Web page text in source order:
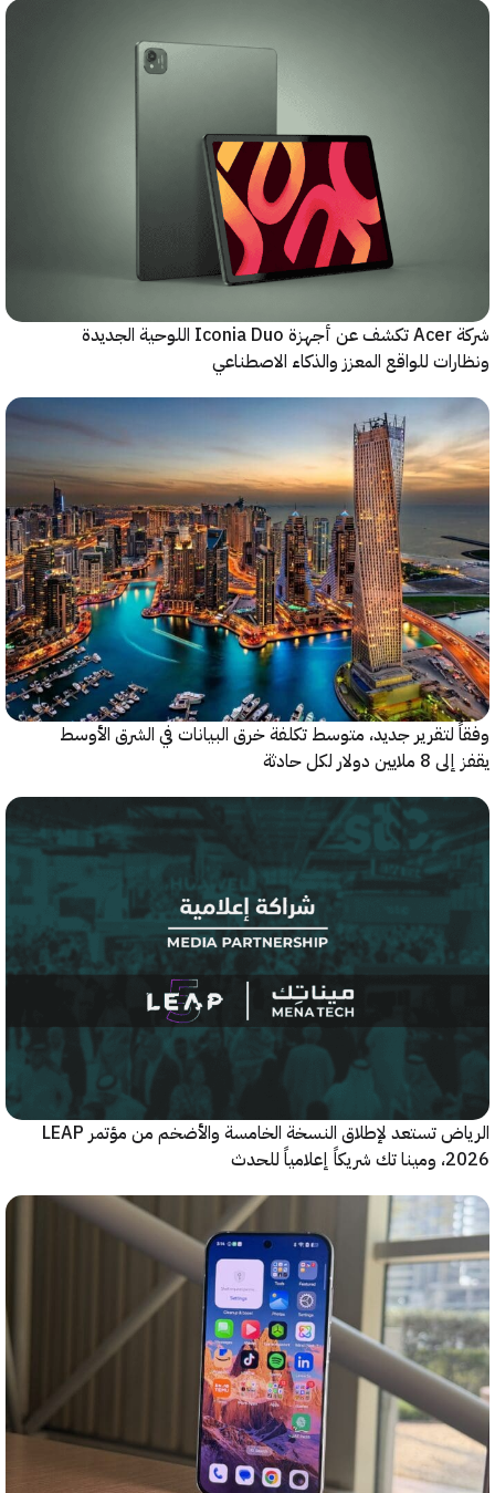
شركة Acer تكشف عن أجهزة Iconia Duo اللوحية الجديدة
للواقع المعزز والذكاء الاصطناعي
جديد، متوسط تكلفة خرق البيانات في الشرق الأوسط
لكل حادثة
الرياض تستعد لإطلاق النسخة الخامسة والأضخم من مؤتمر LEAP
للحدث